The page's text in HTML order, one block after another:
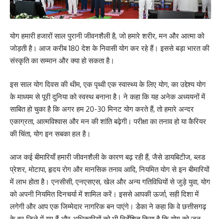
योग हमारी हजारों साल पुरानी जीवनशैली है, जो हमारे शरीर, मन और आत्मा को
जोड़ती है। आज करीब 180 देश के निवासी योग कर रहे हैं। इससे बड़ा भारत की
संस्कृति का सम्मान और क्या हो सकता है।
इस साल योग दिवस की थीम, एक पृथ्वी एक स्वास्थ्य के लिए योग, का उद्देश्य योग
के माध्यम से पूरी दुनिया को स्वस्थ बनाना है। ने कहा कि यह अनेक अध्ययनों में
साबित हो चुका है कि अगर हम 20-30 मिनट योग करते हैं, तो हमारे अन्दर
एकाग्रता, आत्मविश्वास और मन की शांति बढ़ेगी। परीक्षा का तनाव हो या कैरियर
की चिंता, योग इन सबका हल है।
आज कई बीमारियाँ हमारी जीवनशैली के कारण बढ़ रही हैं, जैसे डायबिटीज, ब्लड
प्रेशर, मोटापा, हृदय रोग और मानसिक तनाव आदि, नियमित योग से इन बीमारियों
में लाभ होता है। एनसीसी, एनएसएस, खेल और अन्य गतिविधियों से जुड़े युवा, योग
को अपनी नियमित दिनचर्या में शामिल करें। इससे आपकी ऊर्जा, सही दिशा में
लगेगी और आप एक जिम्मेदार नागरिक बन पाएंगे। डेेका ने कहा कि वे छत्तीसगढ़